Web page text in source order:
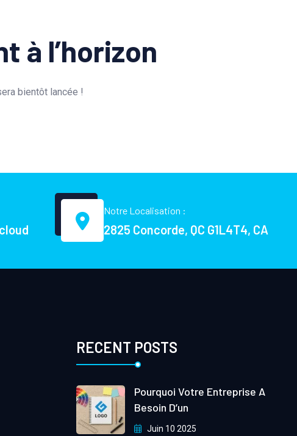
à l’horizon
bientôt lancée !
Notre Localisation :
2825 Concorde, QC G1L4T4, CA
RECENT POSTS
Pourquoi Votre Entreprise A
Besoin D’un
Juin 10 2025